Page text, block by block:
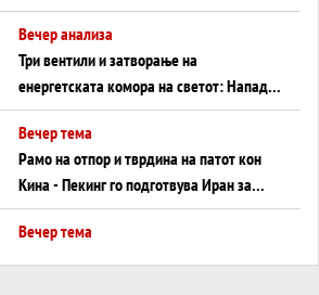
WILDBERRIES
Вечер анализа
Три вентили и затворање на
енергетската комора на светот: Нападот
во Суец најавува глобален енергетски
инфаркт?
Вечер тема
Рамо на отпор и тврдина на патот кон
Кина - Пекинг го подготвува Иран за
американска копнена инвазија
Вечер тема